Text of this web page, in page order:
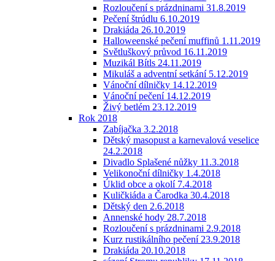
Rozloučení s prázdninami 31.8.2019
Pečení štrúdlu 6.10.2019
Drakiáda 26.10.2019
Halloweenské pečení muffinů 1.11.2019
Světluškový průvod 16.11.2019
Muzikál Bítls 24.11.2019
Mikuláš a adventní setkání 5.12.2019
Vánoční dílničky 14.12.2019
Vánoční pečení 14.12.2019
Živý betlém 23.12.2019
Rok 2018
Zabíjačka 3.2.2018
Dětský masopust a karnevalová veselice
24.2.2018
Divadlo Splašené nůžky 11.3.2018
Velikonoční dílničky 1.4.2018
Úklid obce a okolí 7.4.2018
Kuličkiáda a Čarodka 30.4.2018
Dětský den 2.6.2018
Annenské hody 28.7.2018
Rozloučení s prázdninami 2.9.2018
Kurz rustikálního pečení 23.9.2018
Drakiáda 20.10.2018